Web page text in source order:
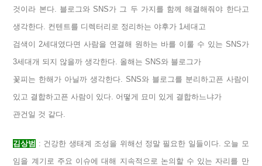
것이라 본다. 블로그와 SNS가 그 두 가지를 함께 해결해줘야 한다고
생각한다. 컨텐트를 디렉터리로 정리하는 야후가 1세대고
검색이 2세대였다면 사람을 연결해 원하는 바를 이룰 수 있는 SNS가
3세대개 되지 않을까 생각한다. 올해는 SNS와 블로그가
꽃피는 한해가 아닐까 생각한다. SNS와 블로그를 분리하고픈 사람이
있고 결합하고픈 사람이 있다. 어떻게 묘미 있게 결합하느냐가
관건일 것 같다.
김상범 : 건강한 생태계 조성을 위해선 정말 필요한 일들이다. 오늘 모
임을 계기로 주요 이슈에 대해 지속적으로 논의할 수 있는 자리를 만